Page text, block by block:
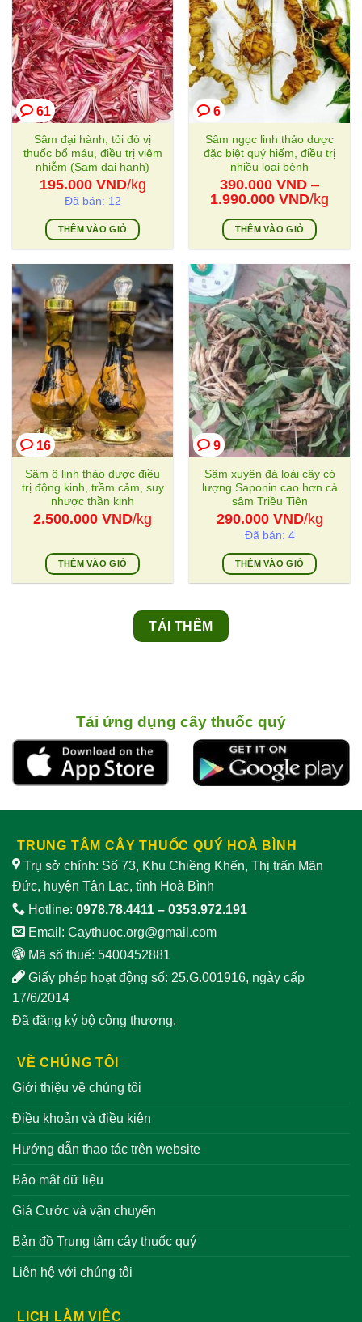
61
Sâm đại hành, tỏi đỏ vị
thuốc bổ máu, điều trị viêm
nhiễm (Sam dai hanh)
195.000 VND/kg
Đã bán: 12
THÊM VÀO GIỎ
6
Sâm ngọc linh thảo dược
đặc biệt quý hiếm, điều trị
nhiều loại bệnh
390.000 VND –
1.990.000 VNDKhoảng
giá:
từ
/kg
THÊM VÀO GIỎ
Sản
phẩm
này
có
nhiều
biến
thể.
Các
tùy
chọn
có
thể
được
chọn
trên
trang
sản
phẩm
16
Sâm ô linh thảo dược điều
trị động kinh, trầm cảm, suy
nhược thần kinh
2.500.000 VND/kg
THÊM VÀO GIỎ
9
Sâm xuyên đá loài cây có
lượng Saponin cao hơn cả
sâm Triều Tiên
290.000 VND/kg
Đã bán: 4
THÊM VÀO GIỎ
TẢI THÊM
Tải ứng dụng cây thuốc quý
TRUNG TÂM CÂY THUỐC QUÝ HOÀ BÌNH
Trụ sở chính: Số 73, Khu Chiềng Khến, Thị trấn Mãn
Đức, huyện Tân Lạc, tỉnh Hoà Bình
Hotline: 0978.78.4411 – 0353.972.191
Email: Caythuoc.org@gmail.com
Mã số thuế: 5400452881
Giấy phép hoạt động số: 25.G.001916, ngày cấp
17/6/2014
Đã đăng ký bộ công thương.
VỀ CHÚNG TÔI
Giới thiệu về chúng tôi
Điều khoản và điều kiện
Hướng dẫn thao tác trên website
Bảo mật dữ liệu
Giá Cước và vận chuyển
Bản đồ Trung tâm cây thuốc quý
Liên hệ với chúng tôi
LỊCH LÀM VIỆC